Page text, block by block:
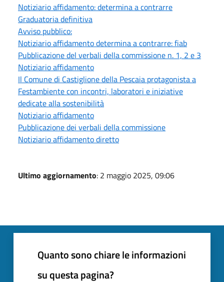
Notiziario affidamento: determina a contrarre
Graduatoria definitiva
Avviso pubblico:
Notiziario affidamento determina a contrarre: fiab
Pubblicazione del verbali della commissione n. 1, 2 e 3
Notiziario affidamento
Il Comune di Castiglione della Pescaia protagonista a
Festambiente con incontri, laboratori e iniziative
dedicate alla sostenibilità
Notiziario affidamento
Pubblicazione dei verbali della commissione
Notiziario affidamento diretto
Ultimo aggiornamento: 2 maggio 2025, 09:06
Quanto sono chiare le informazioni
su questa pagina?